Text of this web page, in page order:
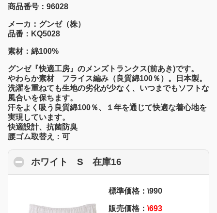
商品番号：96028
メーカ：グンゼ（株）
品番：KQ5028
素材：綿100%
グンゼ『快適工房』のメンズトランクス(前あき)です。
やわらか素材 フライス編み（良質綿100％）。日本製。
洗濯を重ねても生地の劣化が少なく、いつまでもソフトな
風合いを保ちます。
汗をよく吸う良質綿100％、１年を通じて快適な着心地を
実現しています。
快適設計、抗菌防臭
腰ゴム取替え：可
ホワイト S 在庫16
標準価格：\990
販売価格： \693